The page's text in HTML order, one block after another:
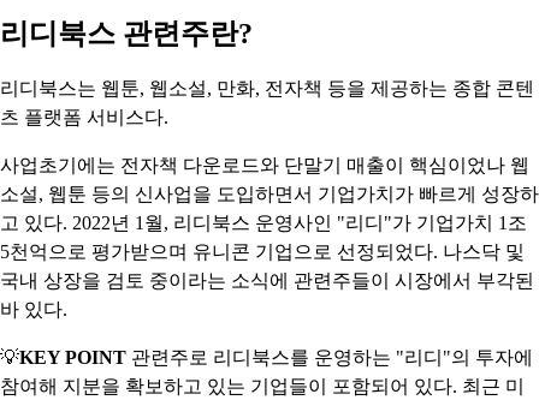
리디북스 관련주란?
리디북스는 웹툰, 웹소설, 만화, 전자책 등을 제공하는 종합 콘텐
츠 플랫폼 서비스다.
사업초기에는 전자책 다운로드와 단말기 매출이 핵심이었나 웹
소설, 웹툰 등의 신사업을 도입하면서 기업가치가 빠르게 성장하
고 있다. 2022년 1월, 리디북스 운영사인 "리디"가 기업가치 1조
5천억으로 평가받으며 유니콘 기업으로 선정되었다. 나스닥 및
국내 상장을 검토 중이라는 소식에 관련주들이 시장에서 부각된
바 있다.
💡KEY POINT 관련주로 리디북스를 운영하는 "리디"의 투자에
참여해 지분을 확보하고 있는 기업들이 포함되어 있다. 최근 미